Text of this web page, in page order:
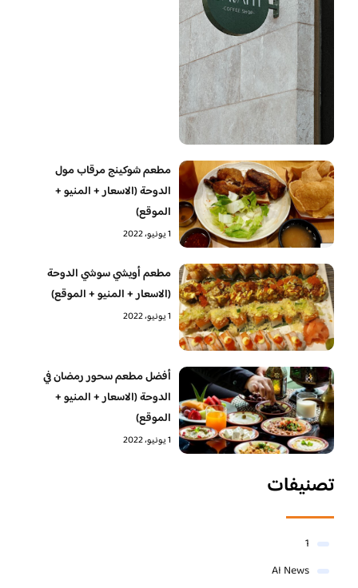
مطعم شوكينج مرقاب مول
الدوحة (الاسعار + المنيو +
الموقع)
1 يونيو، 2022
مطعم أويشي سوشي الدوحة
(الاسعار + المنيو + الموقع)
1 يونيو، 2022
أفضل مطعم سحور رمضان في
الدوحة (الاسعار + المنيو +
الموقع)
1 يونيو، 2022
تصنيفات
1
AI News